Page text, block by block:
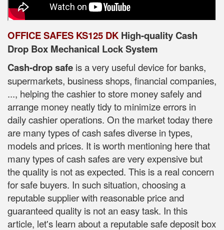
OFFICE SAFES KS125 DK High-quality Cash
Drop Box Mechanical Lock System
Cash-drop safe is a very useful device for banks,
supermarkets, business shops, financial companies,
..., helping the cashier to store money safely and
arrange money neatly tidy to minimize errors in
daily cashier operations. On the market today there
are many types of cash safes diverse in types,
models and prices. It is worth mentioning here that
many types of cash safes are very expensive but
the quality is not as expected. This is a real concern
for safe buyers. In such situation, choosing a
reputable supplier with reasonable price and
guaranteed quality is not an easy task. In this
article, let's learn about a reputable safe deposit box